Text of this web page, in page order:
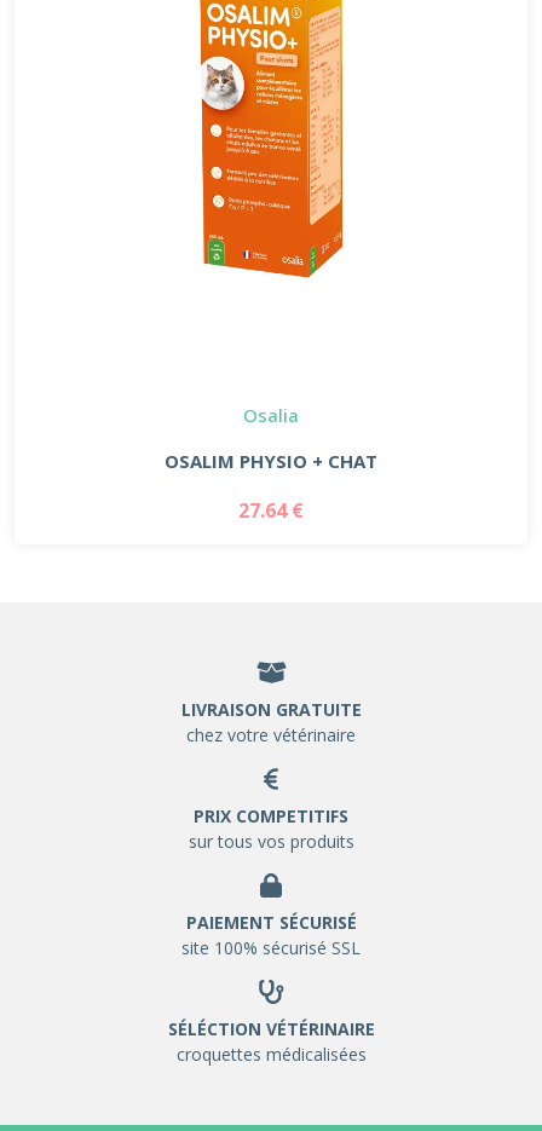
Osalia
OSALIM PHYSIO + CHAT
27.64 €
LIVRAISON GRATUITE
chez votre vétérinaire
PRIX COMPETITIFS
sur tous vos produits
PAIEMENT SÉCURISÉ
site 100% sécurisé SSL
SÉLÉCTION VÉTÉRINAIRE
croquettes médicalisées